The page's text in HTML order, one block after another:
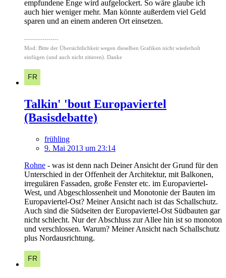
empfundene Enge wird aufgelockert. So wäre glaube ich
auch hier weniger mehr. Man könnte außerdem viel Geld
sparen und an einem anderen Ort einsetzen.
-----------------
Mod: Bitte der Übersichtlichkeit wegen dieselben Grafiken nicht wiederholt
einfügen (und auch nicht zitieren). Danke
Talkin' 'bout Europaviertel
(Basisdebatte)
frühling
9. Mai 2013 um 23:14
Rohne - was ist denn nach Deiner Ansicht der Grund für den
Unterschied in der Offenheit der Architektur, mit Balkonen,
irregulären Fassaden, große Fenster etc. im Europaviertel-
West, und Abgeschlossenheit und Monotonie der Bauten im
Europaviertel-Ost? Meiner Ansicht nach ist das Schallschutz.
Auch sind die Südseiten der Europaviertel-Ost Südbauten gar
nicht schlecht. Nur der Abschluss zur Allee hin ist so monoton
und verschlossen. Warum? Meiner Ansicht nach Schallschutz
plus Nordausrichtung.